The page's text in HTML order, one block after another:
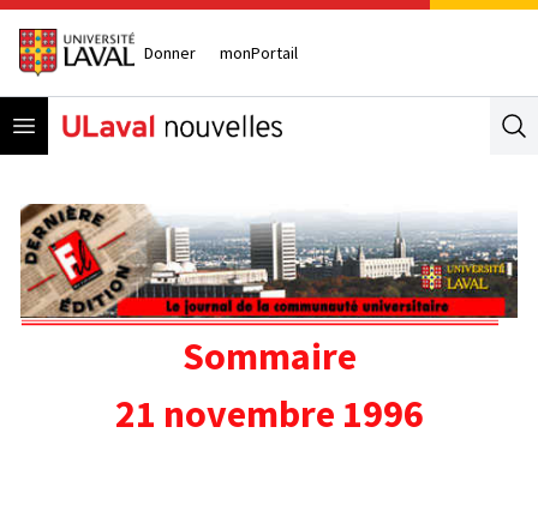
Donner monPortail
Open menu
Sommaire
21 novembre 1996